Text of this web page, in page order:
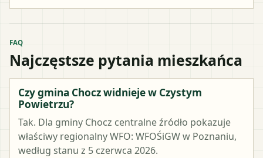
FAQ
Najczęstsze pytania mieszkańca
Czy gmina Chocz widnieje w Czystym
Powietrzu?
Tak. Dla gminy Chocz centralne źródło pokazuje
właściwy regionalny WFO: WFOŚiGW w Poznaniu,
według stanu z 5 czerwca 2026.